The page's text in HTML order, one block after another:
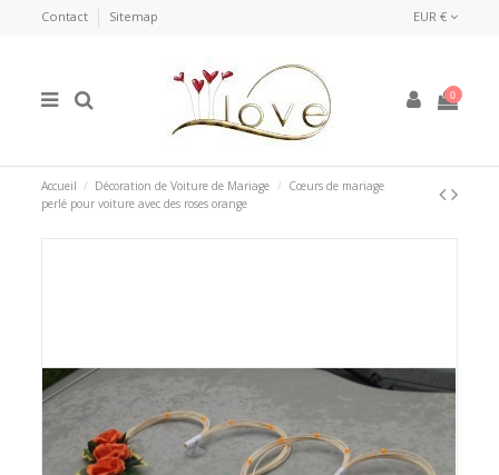
Contact Sitemap EUR €
0
Accueil Décoration de Voiture de Mariage
Cœurs de mariage
perlé pour voiture avec des roses orange